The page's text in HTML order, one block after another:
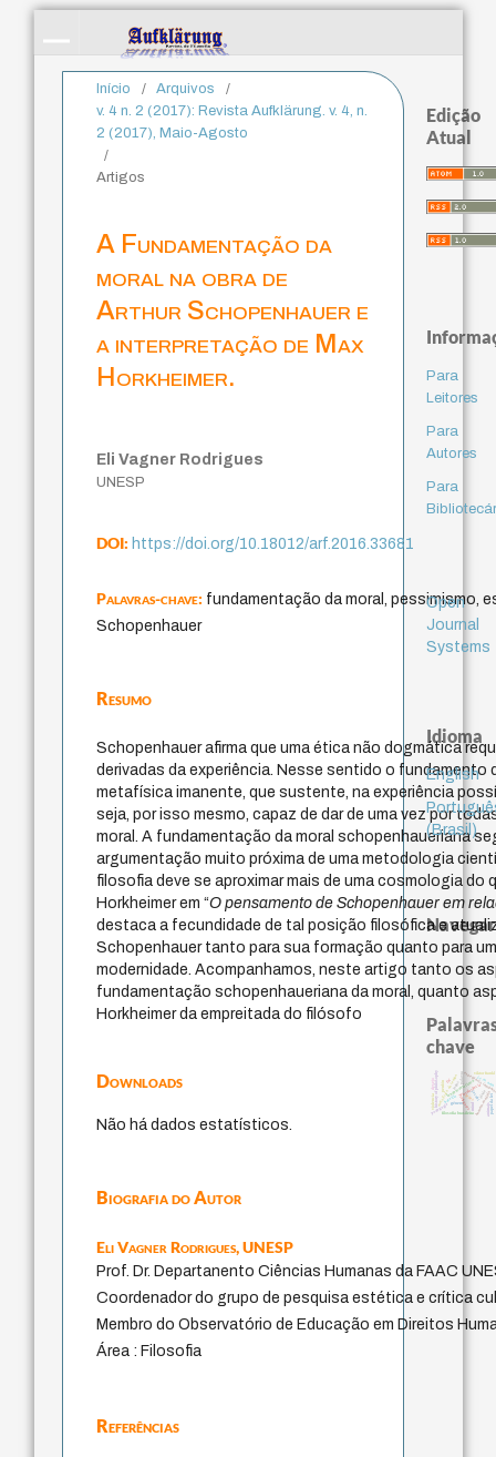
Início / Arquivos
/
v. 4 n. 2 (2017): Revista Aufklärung. v. 4, n.
2 (2017), Maio-Agosto
/
Artigos
A Fundamentação da
moral na obra de
Arthur Schopenhauer e
a interpretação de Max
Horkheimer.
Eli Vagner Rodrigues
UNESP
DOI:https://doi.org/10.18012/arf.2016.33681
Palavras-chave: fundamentação da moral, pessimismo,
Schopenhauer
Resumo
Schopenhauer afirma que uma ética não dogmática
derivadas da experiência. Nesse sentido o fundamento
metafísica imanente, que sustente, na experiência
seja, por isso mesmo, capaz de dar de uma vez por
moral. A fundamentação da moral schopenhaueriana
argumentação muito próxima de uma metodologia
filosofia deve se aproximar mais de uma cosmologia do
Horkheimer em “O pensamento de Schopenhauer em
destaca a fecundidade de tal posição filosófica e
Schopenhauer tanto para sua formação quanto para
modernidade. Acompanhamos, neste artigo tanto os
fundamentação schopenhaueriana da moral, quanto
Horkheimer da empreitada do filósofo
Downloads
Não há dados estatísticos.
Biografia do Autor
Eli Vagner Rodrigues,UNESP
Prof. Dr. Departanento Ciências Humanas da FAAC
Coordenador do grupo de pesquisa estética e crítica
Membro do Observatório de Educação em Direitos
Área : Filosofia
Referências
Edição
Atual
Para
Leitores
Para
Autores
Para
Open
Journal
Systems
Idioma
English
(Brasil)
Navegar
chave
fundamentalismojacobi
protágoras
experiência
metafísica do tempogénero
idade
intolerância
history of philosophy homem-medida
filosofia brasileira
j.c.m. neto
palavra
perdón
leyes
violencia
logos
pedagogia
lei
desejo
papel da lei
bataille
mind animais
viktor frankl